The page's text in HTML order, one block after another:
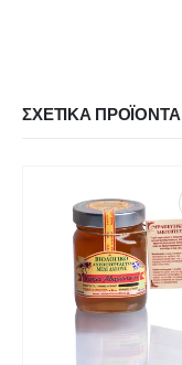
ΣΧΕΤΙΚΆ ΠΡΟΪΌΝΤΑ